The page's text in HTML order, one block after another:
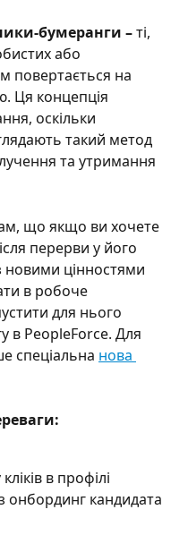
бумеранги – ті,
або
повертається на
Ця концепція
оскільки
такий метод
та утримання
що якщо ви хочете
перерви у його
новими цінностями
в робоче
для нього
в PeopleForce. Для
спеціальна нова
в профілі
онбординг кандидата